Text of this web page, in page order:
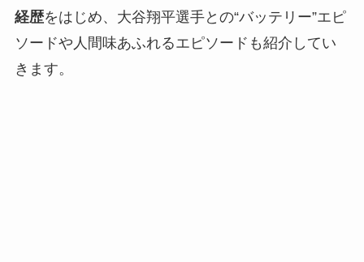
経歴をはじめ、大谷翔平選手との“バッテリー”エピ
ソードや人間味あふれるエピソードも紹介してい
きます。